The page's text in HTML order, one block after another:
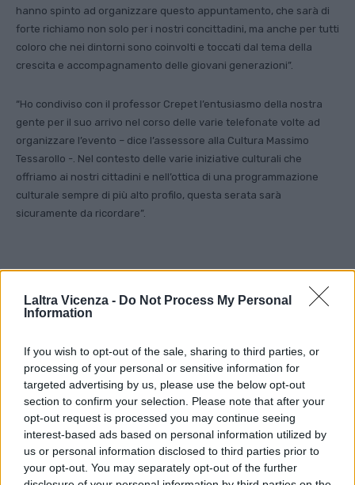
Laltra Vicenza - Do Not Process My Personal
Information
If you wish to opt-out of the sale, sharing to third parties, or
processing of your personal or sensitive information for
targeted advertising by us, please use the below opt-out
section to confirm your selection. Please note that after your
opt-out request is processed you may continue seeing
interest-based ads based on personal information utilized by
us or personal information disclosed to third parties prior to
your opt-out. You may separately opt-out of the further
hanno spinto ad organizzare questo appuntamento, che sarà di
forte richiamo non solo per i nostri concittadini, ma anche per tutti
coloro che nei dintorni sono coinvolti e toccati dal tema della
crescita e accompagnamento delle giovani generazioni”.
“Ho condiviso con il professor Crepet l’entusiasmo della nostra
gente per il suo arrivo nel corso delle varie telefonate volte ad
organizzare l’evento – dice l’assessore alla Cultura Massimo
Tessarollo -. Nel contesto delle varie iniziative culturali che
offriamo ai nostri cittadini e nell’ottica di una programmazione
culturale sempre di più alto profilo, questa serata sarà
sicuramente da ricordare”.
Facebook
ARTICOLO PRECEDENTE
Waldemar Malicki, noto pianista
polacco in concerto a Valdagno
ARTICOLO SUCCESSIVO
Cornedo, gli orrori dell’Olocausto
nella collezione privata di
Giancarlo Feriotti